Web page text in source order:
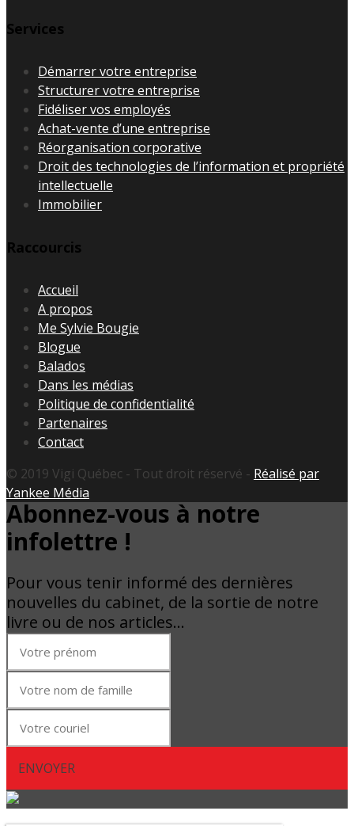
Services
Démarrer votre entreprise
Structurer votre entreprise
Fidéliser vos employés
Achat-vente d’une entreprise
Réorganisation corporative
Droit des technologies de l’information et propriété
intellectuelle
Immobilier
Raccourcis
Accueil
A propos
Me Sylvie Bougie
Blogue
Balados
Dans les médias
Politique de confidentialité
Partenaires
Contact
© 2019 Vigi Québec - Tout droit réservé - Réalisé par
Yankee Média
Abonnez-vous à notre
infolettre !
Pour vous tenir informé des dernières
nouvelles du cabinet, de la sortie de notre
livre ou de nos articles…
ENVOYER